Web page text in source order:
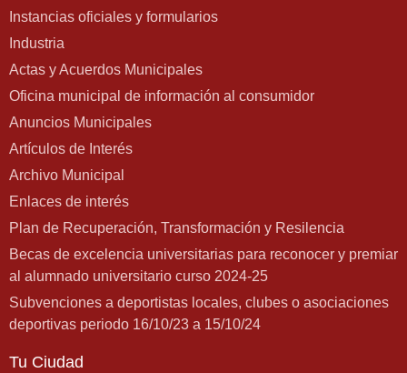
Instancias oficiales y formularios
Industria
Actas y Acuerdos Municipales
Oficina municipal de información al consumidor
Anuncios Municipales
Artículos de Interés
Archivo Municipal
Enlaces de interés
Plan de Recuperación, Transformación y Resilencia
Becas de excelencia universitarias para reconocer y premiar
al alumnado universitario curso 2024-25
Subvenciones a deportistas locales, clubes o asociaciones
deportivas periodo 16/10/23 a 15/10/24
Tu Ciudad